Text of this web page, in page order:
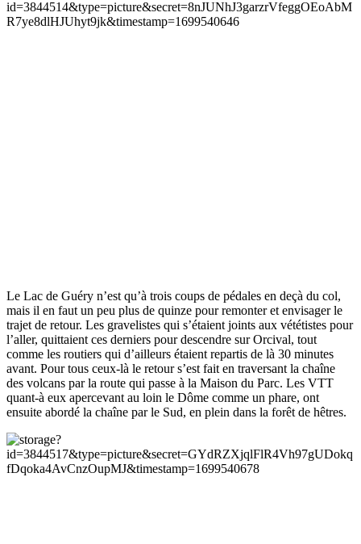
Le Lac de Guéry n’est qu’à trois coups de pédales en deçà du col,
mais il en faut un peu plus de quinze pour remonter et envisager le
trajet de retour. Les gravelistes qui s’étaient joints aux vététistes pour
l’aller, quittaient ces derniers pour descendre sur Orcival, tout
comme les routiers qui d’ailleurs étaient repartis de là 30 minutes
avant. Pour tous ceux-là le retour s’est fait en traversant la chaîne
des volcans par la route qui passe à la Maison du Parc. Les VTT
quant-à eux apercevant au loin le Dôme comme un phare, ont
ensuite abordé la chaîne par le Sud, en plein dans la forêt de hêtres.